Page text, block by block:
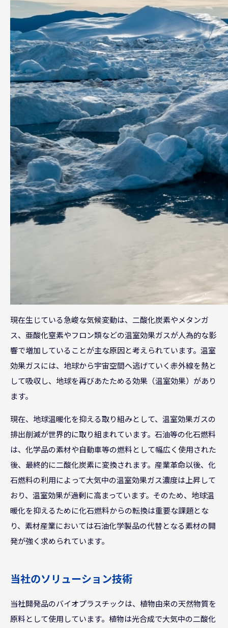
現在生じている急峻な気候変動は、二酸化炭素やメタンガ
ス、亜酸化窒素やフロン類などの温室効果ガスが人為的な影
響で増加していることが主な原因と考えられています。温室
効果ガスには、地球から宇宙空間へ逃げていく赤外線を熱と
して吸収し、地球を再びあたためる効果（温室効果）があり
ます。
現在、地球温暖化を抑える取り組みとして、温室効果ガスの
排出削減が世界的に取り組まれています。石油等の化石燃料
は、化学品の素材や自動車等の燃料として幅広く使用された
後、最終的に二酸化炭素に変換されます。産業革命以後、化
石燃料の利用によって大気中の温室効果ガス濃度は上昇して
おり、温室効果が過剰に高まっています。そのため、地球温
暖化を抑えるために化石燃料からの転換は重要な課題とな
り、素材産業においては石油化学製品の代替となる素材の開
発が強く求められています。
当社のソリューション技術
当社開発品のバイオプラスチックは、植物由来の天然物質を
原料として使用しています。植物は光合成で大気中の二酸化